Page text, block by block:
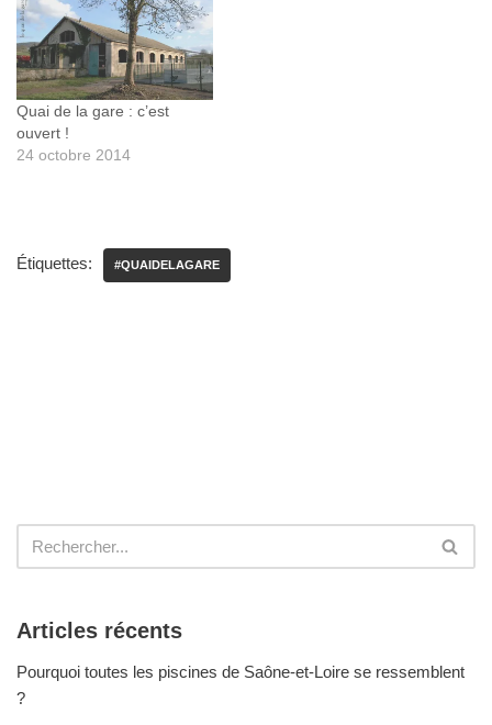
Quai de la gare : c’est
ouvert !
24 octobre 2014
Étiquettes: #QUAIDELAGARE
Articles récents
Pourquoi toutes les piscines de Saône-et-Loire se ressemblent
?